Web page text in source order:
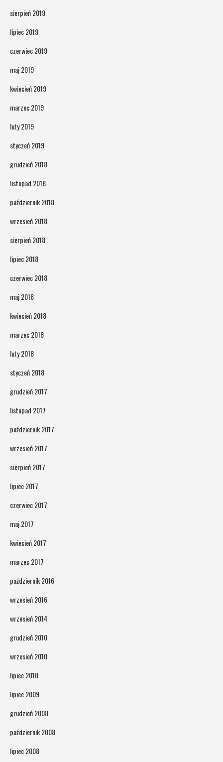
sierpień 2019
lipiec 2019
czerwiec 2019
maj 2019
kwiecień 2019
marzec 2019
luty 2019
styczeń 2019
grudzień 2018
listopad 2018
październik 2018
wrzesień 2018
sierpień 2018
lipiec 2018
czerwiec 2018
maj 2018
kwiecień 2018
marzec 2018
luty 2018
styczeń 2018
grudzień 2017
listopad 2017
październik 2017
wrzesień 2017
sierpień 2017
lipiec 2017
czerwiec 2017
maj 2017
kwiecień 2017
marzec 2017
październik 2016
wrzesień 2016
wrzesień 2014
grudzień 2010
wrzesień 2010
lipiec 2010
lipiec 2009
grudzień 2008
październik 2008
lipiec 2008